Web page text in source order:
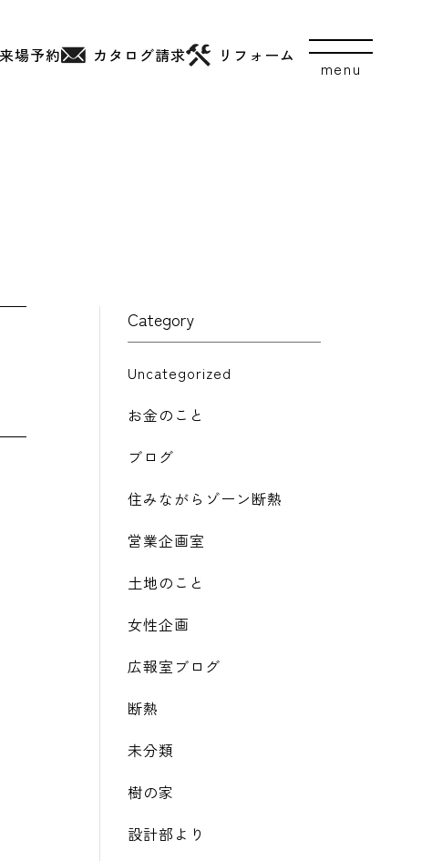
来場予約 カタログ請求 リフォーム
Category
Uncategorized
お金のこと
ブログ
住みながらゾーン断熱
営業企画室
土地のこと
女性企画
広報室ブログ
断熱
未分類
樹の家
設計部より